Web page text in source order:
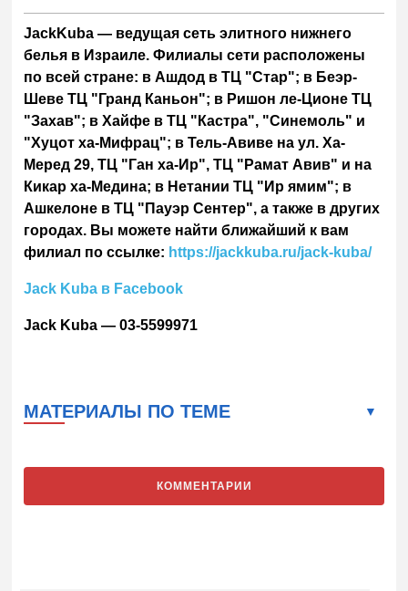
JackKuba — ведущая сеть элитного нижнего
белья в Израиле. Филиалы сети расположены
по всей стране: в Ашдод в ТЦ "Стар"; в Беэр-
Шеве ТЦ "Гранд Каньон"; в Ришон ле-Ционе ТЦ
"Захав"; в Хайфе в ТЦ "Кастра", "Синемоль" и
"Хуцот ха-Мифрац"; в Тель-Авиве на ул. Ха-
Меред 29, ТЦ "Ган ха-Ир", ТЦ "Рамат Авив" и на
Кикар ха-Медина; в Нетании ТЦ "Ир ямим"; в
Ашкелоне в ТЦ "Пауэр Сентер", а также в других
городах. Вы можете найти ближайший к вам
филиал по ссылке: https://jackkuba.ru/jack-kuba/
Jack Kubа в Facebook
Jack Kuba — 03-5599971
МАТЕРИАЛЫ ПО ТЕМЕ
КОММЕНТАРИИ